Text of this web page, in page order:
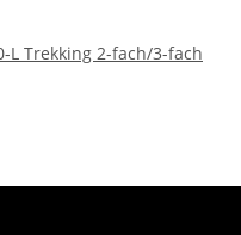
L Trekking 2-fach/3-fach